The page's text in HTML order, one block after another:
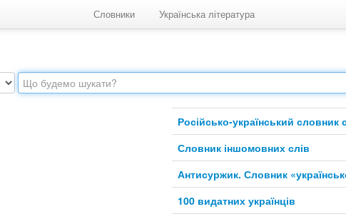
Словники Українська література
Російсько-український словник
Словник іншомовних слів
Антисуржик. Словник
100 видатних українців